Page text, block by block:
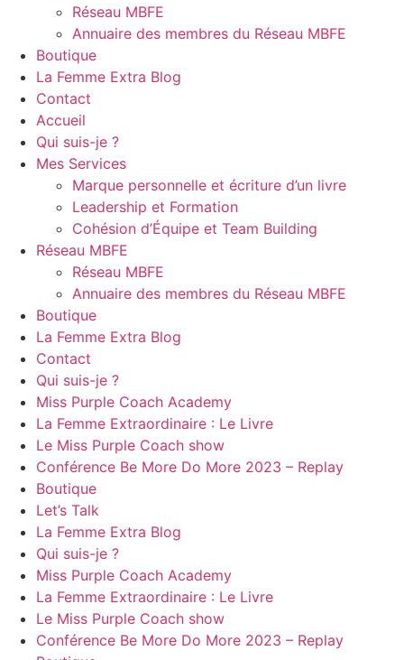
Réseau MBFE
Annuaire des membres du Réseau MBFE
Boutique
La Femme Extra Blog
Contact
Accueil
Qui suis-je ?
Mes Services
Marque personnelle et écriture d’un livre
Leadership et Formation
Cohésion d’Équipe et Team Building
Réseau MBFE
Réseau MBFE
Annuaire des membres du Réseau MBFE
Boutique
La Femme Extra Blog
Contact
Qui suis-je ?
Miss Purple Coach Academy
La Femme Extraordinaire : Le Livre
Le Miss Purple Coach show
Conférence Be More Do More 2023 – Replay
Boutique
Let’s Talk
La Femme Extra Blog
Qui suis-je ?
Miss Purple Coach Academy
La Femme Extraordinaire : Le Livre
Le Miss Purple Coach show
Conférence Be More Do More 2023 – Replay